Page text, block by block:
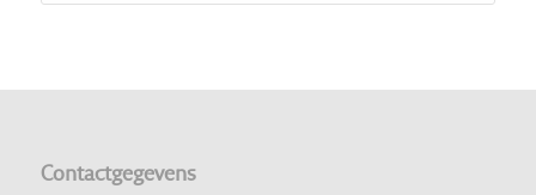
Contactgegevens